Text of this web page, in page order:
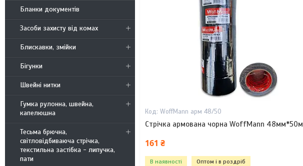
Бланки документів
Засоби захисту від комах
Блискавки, змійки
Бігунки
Швейні нитки
Гумка рулонна, швейна,
капелюшна
Тесьма брючна,
світловідбиваюча стрічка,
текстильна застібка - липучка,
пати
WoffMann арм 48/50
Стрічка армована чорна WoffMann 48мм*50м
161 ₴
В наявності Оптом і в роздріб